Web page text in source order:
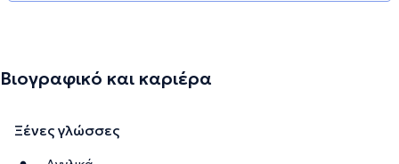
Βιογραφικό και καριέρα
Ξένες γλώσσες